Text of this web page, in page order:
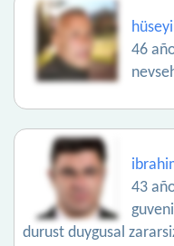
46
43
durust duygusal